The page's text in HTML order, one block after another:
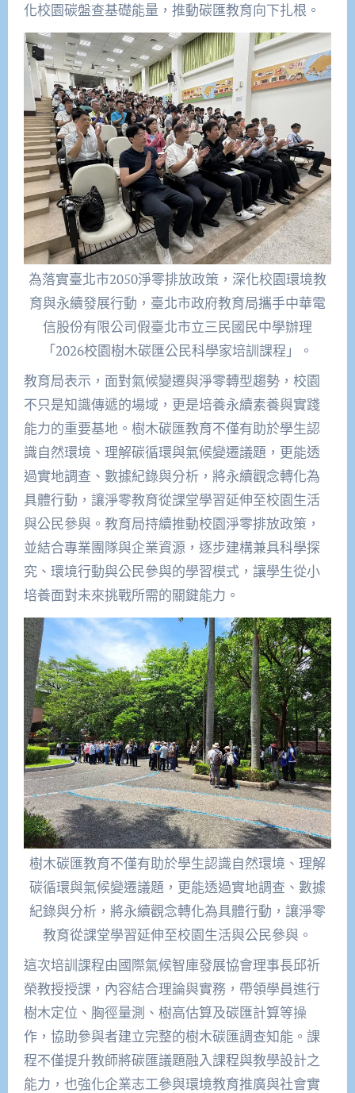
化校園碳盤查基礎能量，推動碳匯教育向下扎根。
為落實臺北市2050淨零排放政策，深化校園環境教
育與永續發展行動，臺北市政府教育局攜手中華電
信股份有限公司假臺北市立三民國民中學辦理
「2026校園樹木碳匯公民科學家培訓課程」。
教育局表示，面對氣候變遷與淨零轉型趨勢，校園
不只是知識傳遞的場域，更是培養永續素養與實踐
能力的重要基地。樹木碳匯教育不僅有助於學生認
識自然環境、理解碳循環與氣候變遷議題，更能透
過實地調查、數據紀錄與分析，將永續觀念轉化為
具體行動，讓淨零教育從課堂學習延伸至校園生活
與公民參與。教育局持續推動校園淨零排放政策，
並結合專業團隊與企業資源，逐步建構兼具科學探
究、環境行動與公民參與的學習模式，讓學生從小
培養面對未來挑戰所需的關鍵能力。
樹木碳匯教育不僅有助於學生認識自然環境、理解
碳循環與氣候變遷議題，更能透過實地調查、數據
紀錄與分析，將永續觀念轉化為具體行動，讓淨零
教育從課堂學習延伸至校園生活與公民參與。
這次培訓課程由國際氣候智庫發展協會理事長邱祈
榮教授授課，內容結合理論與實務，帶領學員進行
樹木定位、胸徑量測、樹高估算及碳匯計算等操
作，協助參與者建立完整的樹木碳匯調查知能。課
程不僅提升教師將碳匯議題融入課程與教學設計之
能力，也強化企業志工參與環境教育推廣與社會實